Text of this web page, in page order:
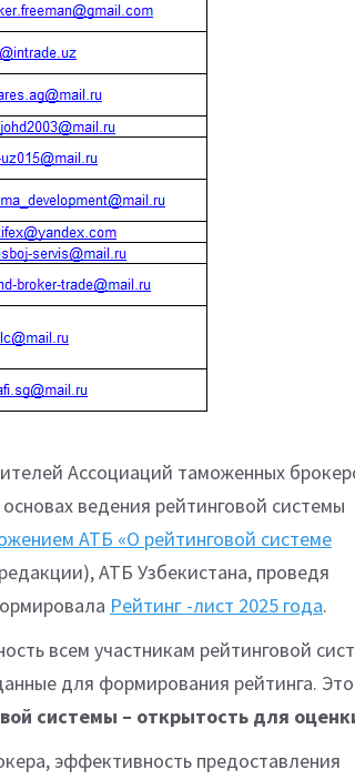
Ассоциаций таможенных
ведения рейтинговой системы
АТБ «О рейтинговой системе
АТБ Узбекистана, проведя
Рейтинг -лист 2025 года.
всем участникам рейтинговой
для формирования рейтинга.
системы – открытость для
эффективность предоставления